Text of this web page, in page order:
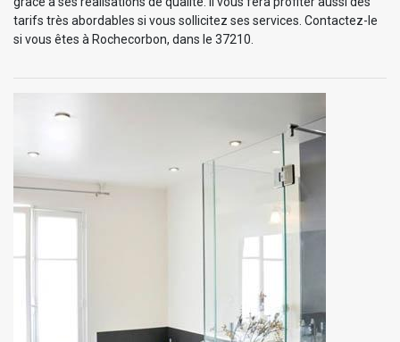
tarifs très abordables si vous sollicitez ses services. Contactez-le
si vous êtes à Rochecorbon, dans le 37210.